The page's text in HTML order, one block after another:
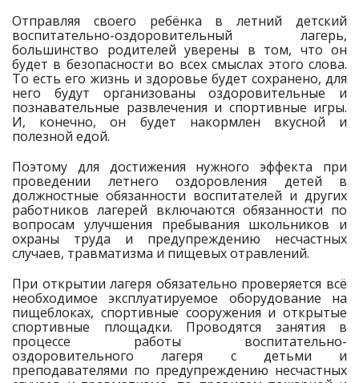
Отправляя своего ребёнка в летний детский
воспитательно-оздоровительный лагерь,
большинство родителей уверены в том, что он
будет в безопасности во всех смыслах этого слова.
То есть его жизнь и здоровье будет сохранено, для
него будут организованы оздоровительные и
познавательные развлечения и спортивные игры.
И, конечно, он будет накормлен вкусной и
полезной едой.
Поэтому для достижения нужного эффекта при
проведении летнего оздоровления детей в
должностные обязанности воспитателей и других
работников лагерей включаются обязанности по
вопросам улучшения пребывания школьников и
охраны труда и предупреждению несчастных
случаев, травматизма и пищевых отравлений.
При открытии лагеря обязательно проверяется всё
необходимое эксплуатируемое оборудование на
пищеблоках, спортивные сооружения и открытые
спортивные площадки. Проводятся занятия в
процессе работы воспитательно-
оздоровительного лагеря с детьми и
преподавателями по предупреждению несчастных